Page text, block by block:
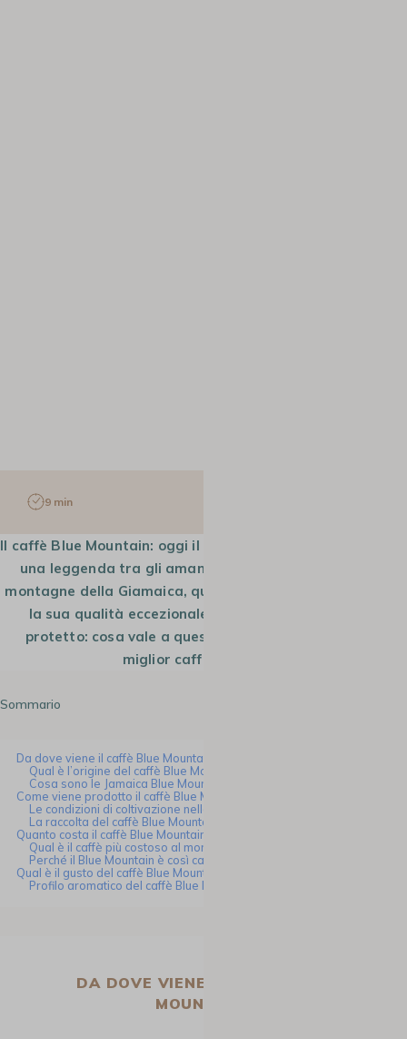
9 min
Il caffè Blue Mountain: oggi il suo nome risuona quasi come
una leggenda tra gli amanti del caffè. Prodotto nelle
montagne della Giamaica, questa varietà è rinomata per
la sua qualità eccezionale. Certificato, controllato,
protetto: cosa vale a questo caffè la reputazione di
miglior caffè al mondo?
Sommario
Da dove viene il caffè Blue Mountain?
Qual è l’origine del caffè Blue Mountain?
Cosa sono le Jamaica Blue Mountains?
Come viene prodotto il caffè Blue Mountain?
Le condizioni di coltivazione nelle Blue Mountains
La raccolta del caffè Blue Mountain
Quanto costa il caffè Blue Mountain?
Qual è il caffè più costoso al mondo?
Perché il Blue Mountain è così caro?
Qual è il gusto del caffè Blue Mountain?
Profilo aromatico del caffè Blue Mountain
DA DOVE VIENE IL CAFFÈ BLUE
MOUNTAIN?